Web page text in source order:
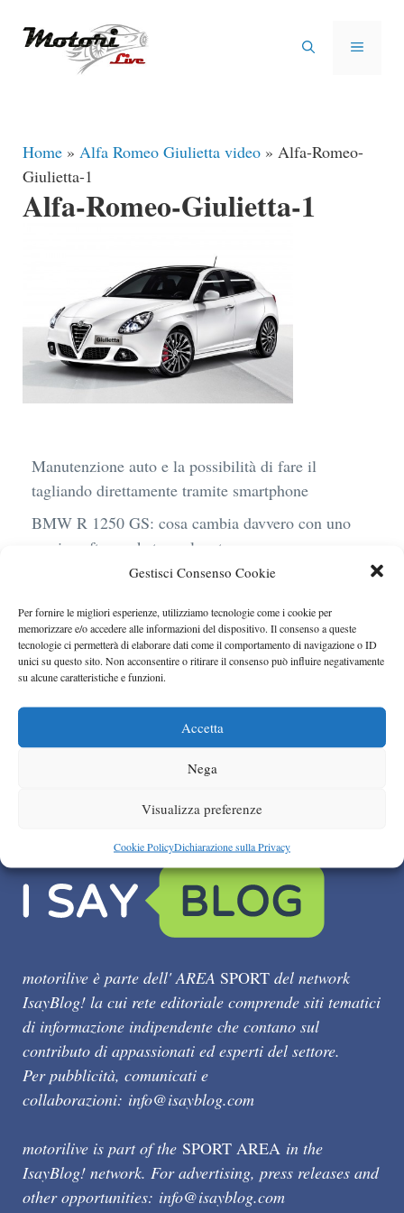
Gestisci Consenso Cookie
Per fornire le migliori esperienze, utilizziamo tecnologie come i cookie per
memorizzare e/o accedere alle informazioni del dispositivo. Il consenso a queste
tecnologie ci permetterà di elaborare dati come il comportamento di navigazione o ID
unici su questo sito. Non acconsentire o ritirare il consenso può influire negativamente
su alcune caratteristiche e funzioni.
Accetta
Nega
Visualizza preferenze
Cookie PolicyDichiarazione sulla Privacy
MENU
Home » Alfa Romeo Giulietta video » Alfa-Romeo-
Giulietta-1
Alfa-Romeo-Giulietta-1
Manutenzione auto e la possibilità di fare il
tagliando direttamente tramite smartphone
BMW R 1250 GS: cosa cambia davvero con uno
scarico aftermarket omologato
Audi Q4 e-Tron 40 Business elettrica: mobilità
sostenibile, stile, anche con noleggio a lungo
termine
Ufficiale l’arrivo degli stop lampeggianti
obbligatori in Italia
Peugeot
motorilive è parte dell' AREA SPORT del network
IsayBlog! la cui rete editoriale comprende siti tematici
di informazione indipendente che contano sul
contributo di appassionati ed esperti del settore.
Per pubblicità, comunicati e
collaborazioni: info@isayblog.com
motorilive is part of the SPORT AREA in the
IsayBlog! network. For advertising, press releases and
other opportunities: info@isayblog.com